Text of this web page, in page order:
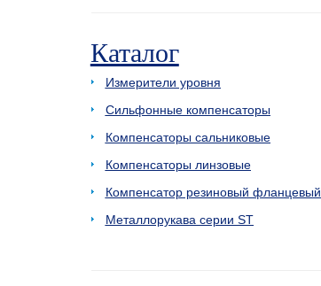
Каталог
Измерители уровня
Сильфонные компенсаторы
Компенсаторы сальниковые
Компенсаторы линзовые
Компенсатор резиновый фланцевый
Металлорукава серии ST